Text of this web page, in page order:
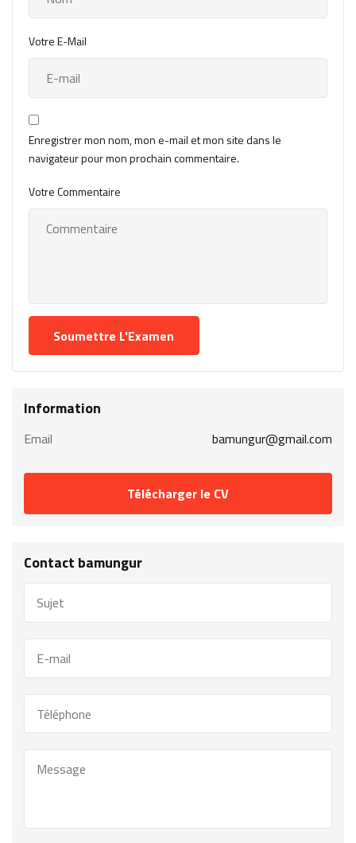
Votre E-Mail
Enregistrer mon nom, mon e-mail et mon site dans le
navigateur pour mon prochain commentaire.
Votre Commentaire
Information
Email bamungur@gmail.com
Télécharger le CV
Contact bamungur